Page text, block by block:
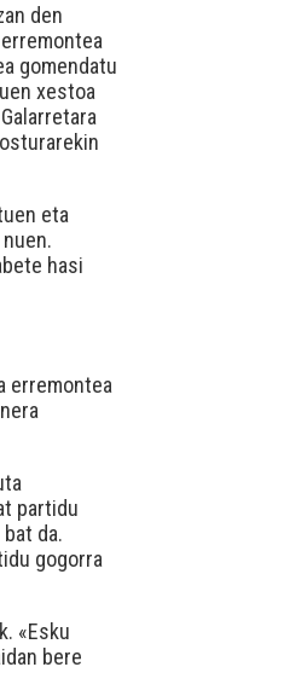
den
gomendatu
xestoa
eta
hasi
erremontea
partidu
da.
gogorra
«Esku
bere